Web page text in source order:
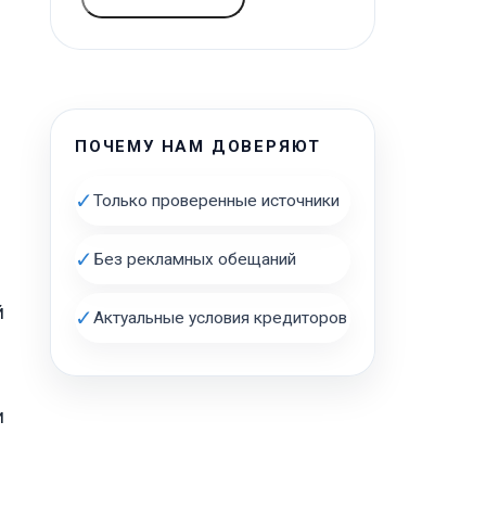
ПОЧЕМУ НАМ ДОВЕРЯЮТ
✓Только проверенные источники
✓ Без рекламных обещаний
✓Актуальные условия кредиторов